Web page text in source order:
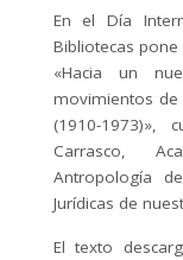
En el Día
Bibliotecas
«Hacia un
movimientos
(1910-
Carrasco,
Antropología
Jurídicas de
El texto